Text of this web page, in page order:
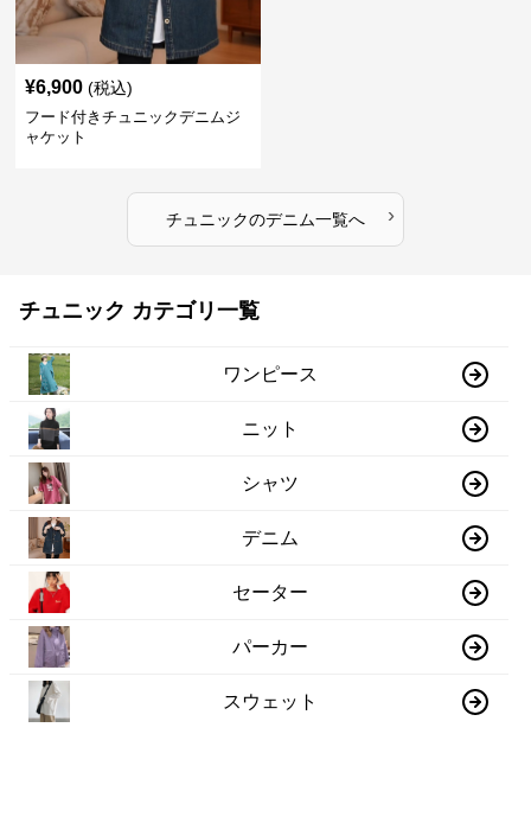
¥6,900 (税込)
フード付きチュニックデニムジ
ャケット
チュニックのデニム一覧へ ›
チュニック カテゴリ一覧
ワンピース
ニット
シャツ
デニム
セーター
パーカー
スウェット